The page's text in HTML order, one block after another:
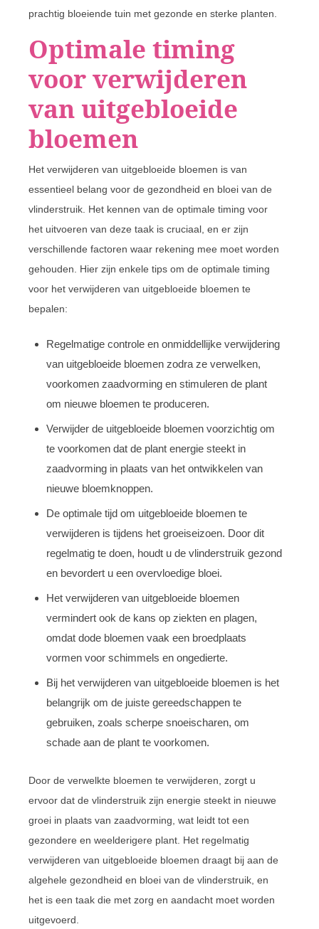
prachtig bloeiende tuin met gezonde en sterke planten.
Optimale timing
voor verwijderen
van uitgebloeide
bloemen
Het verwijderen van uitgebloeide bloemen is van
essentieel belang voor de gezondheid en bloei van de
vlinderstruik. Het kennen van de optimale timing voor
het uitvoeren van deze taak is cruciaal, en er zijn
verschillende factoren waar rekening mee moet worden
gehouden. Hier zijn enkele tips om de optimale timing
voor het verwijderen van uitgebloeide bloemen te
bepalen:
Regelmatige controle en onmiddellijke verwijdering
van uitgebloeide bloemen zodra ze verwelken,
voorkomen zaadvorming en stimuleren de plant
om nieuwe bloemen te produceren.
Verwijder de uitgebloeide bloemen voorzichtig om
te voorkomen dat de plant energie steekt in
zaadvorming in plaats van het ontwikkelen van
nieuwe bloemknoppen.
De optimale tijd om uitgebloeide bloemen te
verwijderen is tijdens het groeiseizoen. Door dit
regelmatig te doen, houdt u de vlinderstruik gezond
en bevordert u een overvloedige bloei.
Het verwijderen van uitgebloeide bloemen
vermindert ook de kans op ziekten en plagen,
omdat dode bloemen vaak een broedplaats
vormen voor schimmels en ongedierte.
Bij het verwijderen van uitgebloeide bloemen is het
belangrijk om de juiste gereedschappen te
gebruiken, zoals scherpe snoeischaren, om
schade aan de plant te voorkomen.
Door de verwelkte bloemen te verwijderen, zorgt u
ervoor dat de vlinderstruik zijn energie steekt in nieuwe
groei in plaats van zaadvorming, wat leidt tot een
gezondere en weelderigere plant. Het regelmatig
verwijderen van uitgebloeide bloemen draagt bij aan de
algehele gezondheid en bloei van de vlinderstruik, en
het is een taak die met zorg en aandacht moet worden
uitgevoerd.